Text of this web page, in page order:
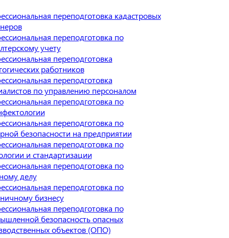
переподготовка кадастровых
переподготовка по
учету
переподготовка
работников
переподготовка
по управлению персоналом
переподготовка по
переподготовка по
безопасности на предприятии
переподготовка по
и стандартизации
переподготовка по
делу
переподготовка по
бизнесу
переподготовка по
безопасность опасных
объектов (ОПО)